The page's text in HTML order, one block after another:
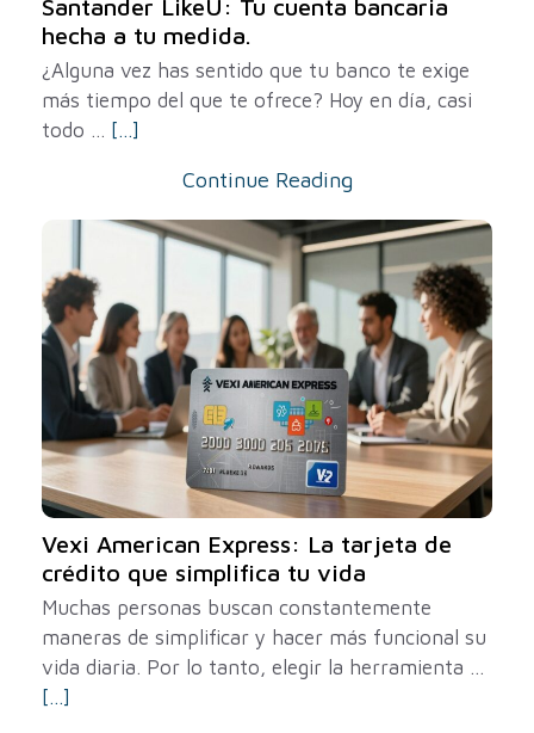
Santander LikeU: Tu cuenta bancaria
hecha a tu medida.
¿Alguna vez has sentido que tu banco te exige
más tiempo del que te ofrece? Hoy en día, casi
todo ... [...]
Continue Reading
Vexi American Express: La tarjeta de
crédito que simplifica tu vida
Muchas personas buscan constantemente
maneras de simplificar y hacer más funcional su
vida diaria. Por lo tanto, elegir la herramienta ...
[...]